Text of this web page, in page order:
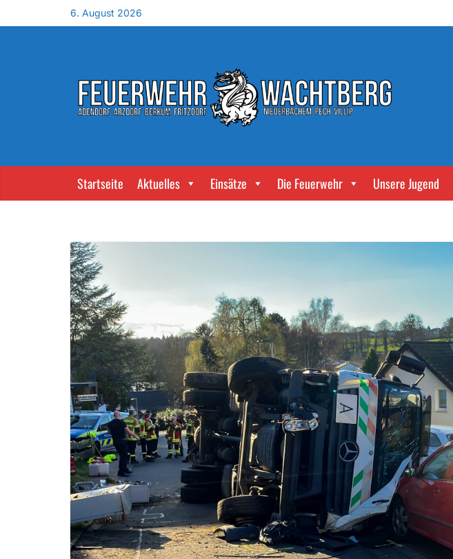
6. August 2026
Startseite Aktuelles Einsätze Die Feuerwehr Unsere Jugend